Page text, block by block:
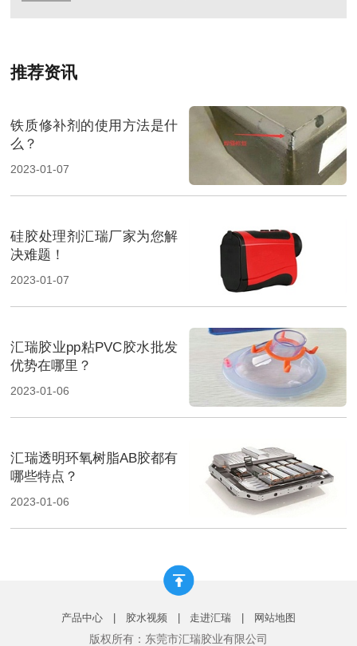
推荐资讯
铁质修补剂的使用方法是什
么？
2023-01-07
硅胶处理剂汇瑞厂家为您解
决难题！
2023-01-07
汇瑞胶业pp粘PVC胶水批发
优势在哪里？
2023-01-06
汇瑞透明环氧树脂AB胶都有
哪些特点？
2023-01-06
产品中心 胶水视频 走进汇瑞 网站地图
版权所有：东莞市汇瑞胶业有限公司